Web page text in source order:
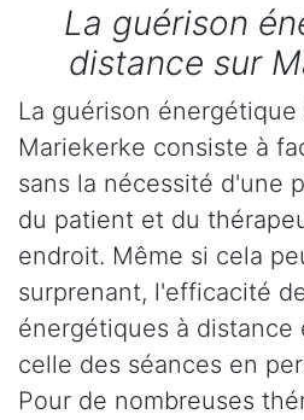
La guérison
distance sur
La guérison
Mariekerke consiste à
sans la nécessité d'une
du patient et du
endroit. Même si cela
surprenant, l'efficacité
énergétiques à distance
celle des séances en
Pour de nombreuses